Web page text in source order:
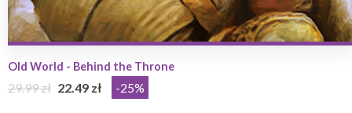
Old World - Behind the Throne
29.99 zł 22.49 zł -25%